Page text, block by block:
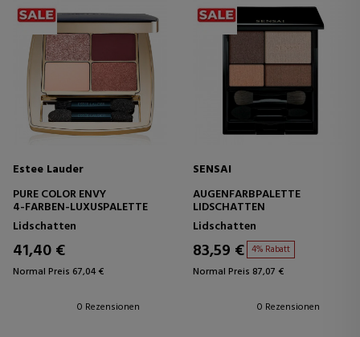
Estee Lauder
PURE COLOR ENVY
4-FARBEN-LUXUSPALETTE
Lidschatten
41,40 €
Normal Preis 67,04 €
0 Rezensionen
SENSAI
AUGENFARBPALETTE
LIDSCHATTEN
Lidschatten
83,59 € 4% Rabatt
Normal Preis 87,07 €
0 Rezensionen